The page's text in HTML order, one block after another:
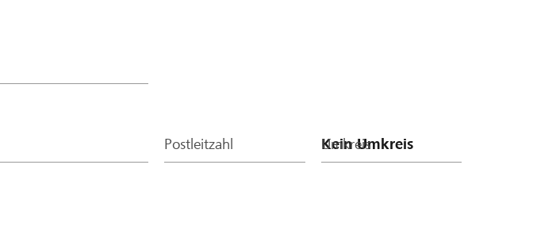
Postleitzahl Umkreis